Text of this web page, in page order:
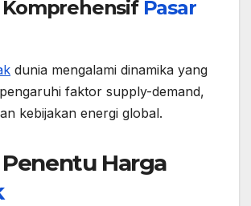
Komprehensif Pasar
dunia mengalami dinamika yang
faktor supply-demand,
kebijakan energi global.
Harga